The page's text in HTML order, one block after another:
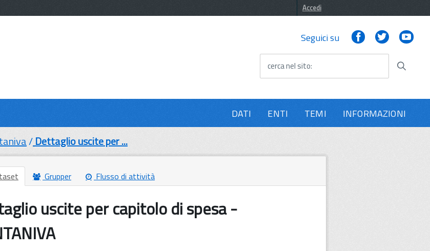
Accedi
Seguici su FacebookTwitter
cerca nel sito
DATI ENTI TEMI INFORMAZIONI
Dettaglio uscite per ...
Grupper Flusso di attività
uscite per capitolo di spesa -